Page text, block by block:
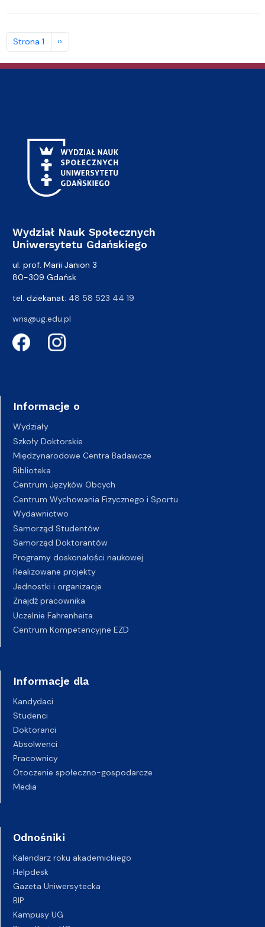
Stronicowanie
Strona 1 Następna strona
››
Wydział Nauk Społecznych
Uniwersytetu Gdańskiego
ul. prof. Marii Janion 3
80-309 Gdańsk
tel. dziekanat: 48 58 523 44 19
wns@ug.edu.pl
Informacje o
Wydziały
Szkoły Doktorskie
Międzynarodowe Centra Badawcze
Biblioteka
Centrum Języków Obcych
Centrum Wychowania Fizycznego i Sportu
Wydawnictwo
Samorząd Studentów
Samorząd Doktorantów
Programy doskonałości naukowej
Realizowane projekty
Jednostki i organizacje
Znajdź pracownika
Uczelnie Fahrenheita
Centrum Kompetencyjne EZD
Informacje dla
Kandydaci
Studenci
Doktoranci
Absolwenci
Pracownicy
Otoczenie społeczno-gospodarcze
Media
Odnośniki
Kalendarz roku akademickiego
Helpdesk
Gazeta Uniwersytecka
BIP
Kampusy UG